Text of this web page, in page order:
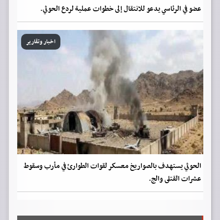
عضو في الرئاسي يدعو للانتقال إلى خطوات عملية لردع الحوثي.
اخبار وتقارير
الحوثي يستهدف بالصواريخ معسكر لقوات الطوارئ في مأرب وسقوط
عشرات القتلى والج.